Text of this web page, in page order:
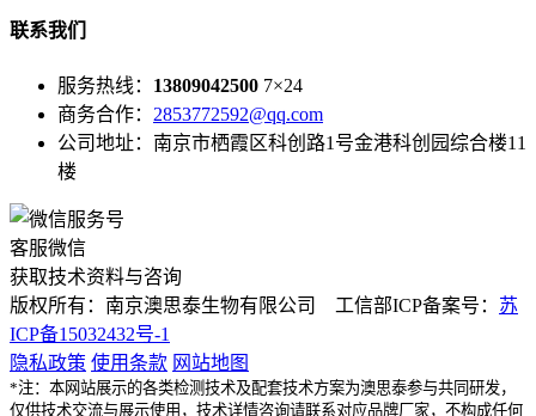
联系我们
服务热线： 13809042500 7×24
商务合作： 2853772592@qq.com
公司地址：南京市栖霞区科创路1号金港科创园综合楼11
楼
客服微信
获取技术资料与咨询
版权所有：南京澳思泰生物有限公司 工信部ICP备案号： 苏
ICP备15032432号-1
隐私政策 使用条款 网站地图
*注：本网站展示的各类检测技术及配套技术方案为澳思泰参与共同研发，
仅供技术交流与展示使用，技术详情咨询请联系对应品牌厂家，不构成任何